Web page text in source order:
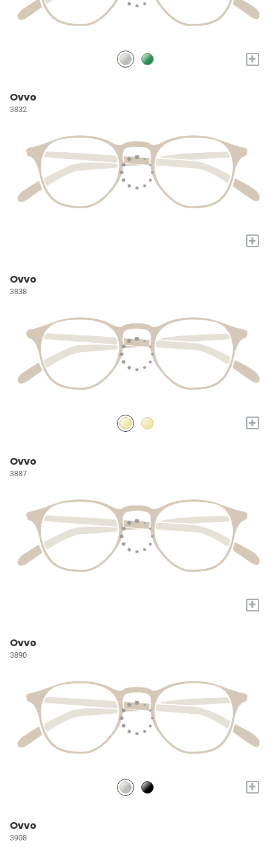
+
Ovvo
3832
+
Ovvo
3838
+
Ovvo
3887
+
Ovvo
3890
+
Ovvo
3908